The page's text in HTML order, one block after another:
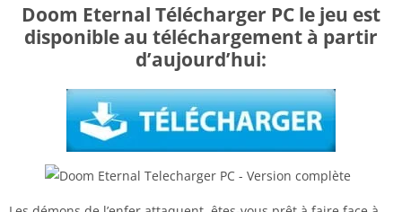
Doom Eternal Télécharger PC le jeu est
disponible au téléchargement à partir
d’aujourd’hui: